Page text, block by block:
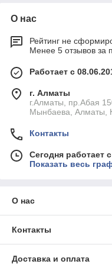
О нас
Рейтинг не
Менее 5 отзывов за
Работает с
г. Алматы
г.Алматы, пр.Абая
Мынбаева, Алматы,
Контакты
Сегодня работает
Показать весь
О нас
Контакты
Доставка и оплата